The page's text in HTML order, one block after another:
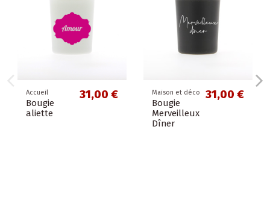
Accueil
Bougie
aliette
31,00 € Maison et déco
Bougie
Merveilleux
Dîner
31,00 €